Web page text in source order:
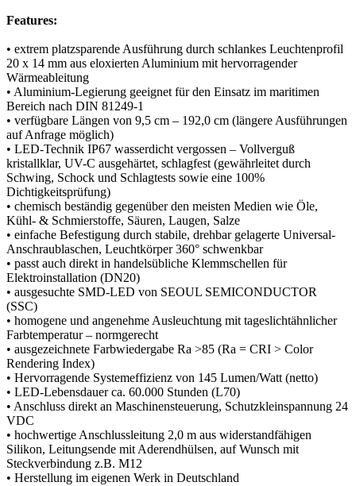
Features:
• extrem platzsparende Ausführung durch schlankes Leuchtenprofil
20 x 14 mm aus eloxierten Aluminium mit hervorragender
Wärmeableitung
• Aluminium-Legierung geeignet für den Einsatz im maritimen
Bereich nach DIN 81249-1
• verfügbare Längen von 9,5 cm – 192,0 cm (längere Ausführungen
auf Anfrage möglich)
• LED-Technik IP67 wasserdicht vergossen – Vollverguß
kristallklar, UV-C ausgehärtet, schlagfest (gewährleitet durch
Schwing, Schock und Schlagtests sowie eine 100%
Dichtigkeitsprüfung)
• chemisch beständig gegenüber den meisten Medien wie Öle,
Kühl- & Schmierstoffe, Säuren, Laugen, Salze
• einfache Befestigung durch stabile, drehbar gelagerte Universal-
Anschraublaschen, Leuchtkörper 360° schwenkbar
• passt auch direkt in handelsübliche Klemmschellen für
Elektroinstallation (DN20)
• ausgesuchte SMD-LED von SEOUL SEMICONDUCTOR
(SSC)
• homogene und angenehme Ausleuchtung mit tageslichtähnlicher
Farbtemperatur – normgerecht
• ausgezeichnete Farbwiedergabe Ra >85 (Ra = CRI > Color
Rendering Index)
• Hervorragende Systemeffizienz von 145 Lumen/Watt (netto)
• LED-Lebensdauer ca. 60.000 Stunden (L70)
• Anschluss direkt an Maschinensteuerung, Schutzkleinspannung 24
VDC
• hochwertige Anschlussleitung 2,0 m aus widerstandfähigen
Silikon, Leitungsende mit Aderendhülsen, auf Wunsch mit
Steckverbindung z.B. M12
• Herstellung im eigenen Werk in Deutschland